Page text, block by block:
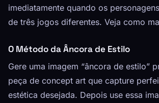
imediatamente quando os
de três jogos diferentes. Veja como
O Método da Âncora de Estilo
Gere uma imagem “âncora de estilo”
peça de concept art que capture
estética desejada. Depois use essa